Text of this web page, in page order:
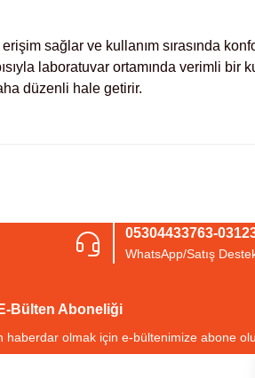
sağlar ve kullanım sırasında
laboratuvar ortamında verimli bir
düzenli hale getirir.
05304433763-
WhatsApp/Satış
E-Bülten Aboneliği
haberdar olmak için e-bültenimize abone